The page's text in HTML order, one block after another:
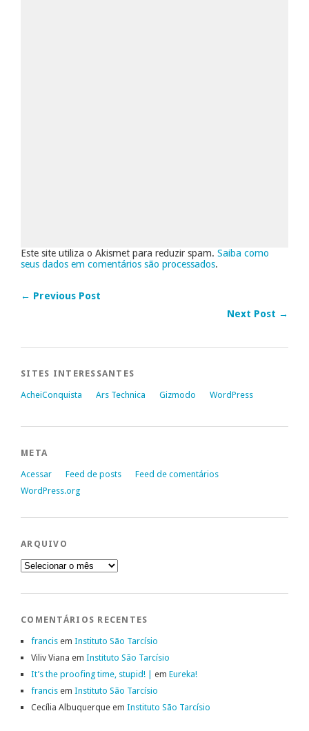
Este site utiliza o Akismet para reduzir spam. Saiba como
seus dados em comentários são processados.
← Previous Post
Next Post →
SITES INTERESSANTES
AcheiConquista Ars Technica Gizmodo WordPress
META
Acessar Feed de posts
Feed de comentários
WordPress.org
ARQUIVO
Arquivo
COMENTÁRIOS RECENTES
francis em Instituto São Tarcísio
Viliv Viana em Instituto São Tarcísio
It’s the proofing time, stupid! | em Eureka!
francis em Instituto São Tarcísio
Cecília Albuquerque em Instituto São Tarcísio